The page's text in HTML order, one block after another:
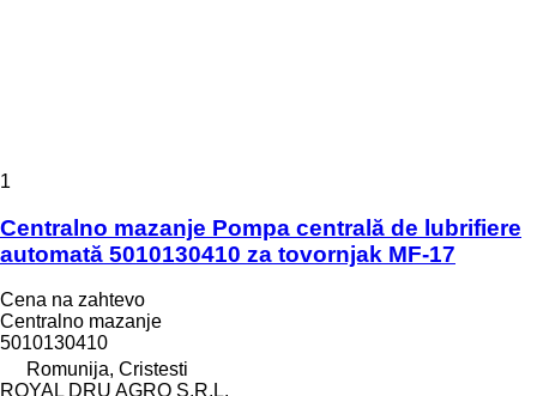
1
Centralno mazanje Pompa centrală de lubrifiere
automată 5010130410 za tovornjak MF-17
Cena na zahtevo
Centralno mazanje
5010130410
Romunija, Cristesti
ROYAL DRU AGRO S.R.L.